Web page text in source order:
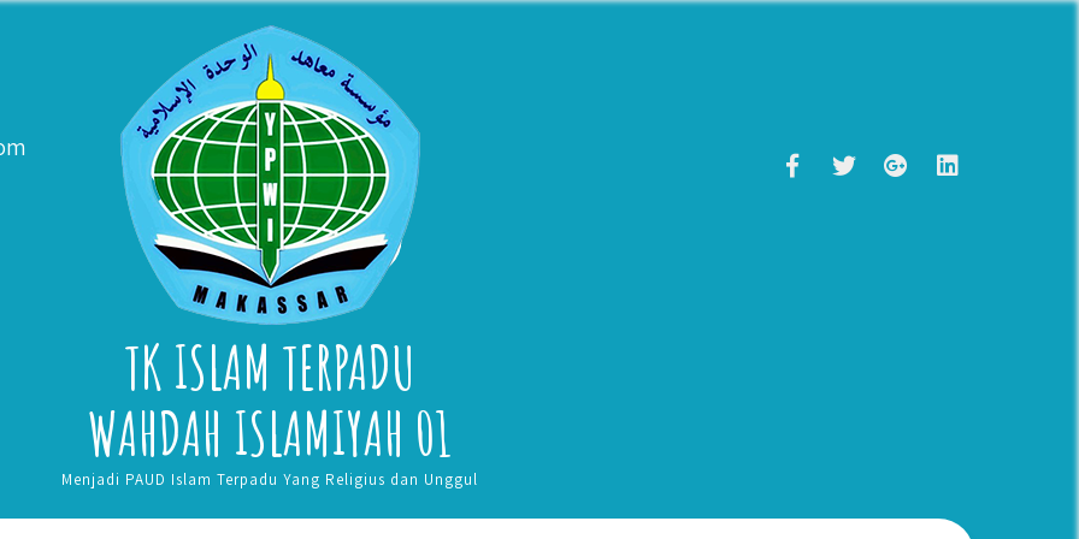
TK ISLAM TERPADU
WAHDAH ISLAMIYAH 01
Menjadi PAUD Islam Terpadu Yang Religius dan Unggul